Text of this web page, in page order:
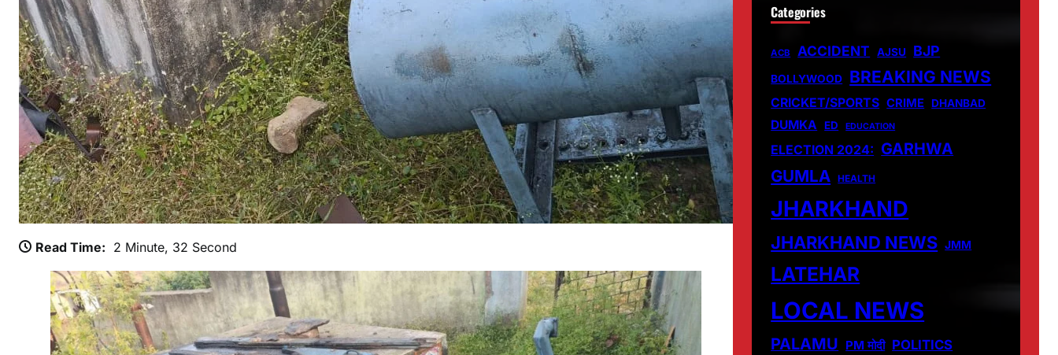
स
फा
र्म
र
क्ष
ति
ग्र
स्त
क
र
ला
खों
तु
ओं
की
चो
Read Time: 2 Minute, 32 Second
Categories
ACB ACCIDENT AJSU BJP
BOLLYWOOD BREAKING NEWS
CRICKET/SPORTS CRIME DHANBAD
DUMKA ED EDUCATION
ELECTION 2024: GARHWA
GUMLA HEALTH
JHARKHAND
JHARKHAND NEWS JMM
LATEHAR
LOCAL NEWS
PALAMU PM मोदी POLITICS